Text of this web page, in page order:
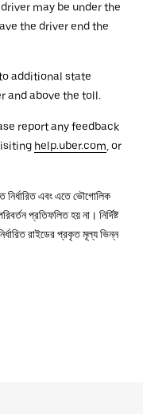
may be under the
the driver end the
additional state
and above the toll.
report any feedback
help.uber.com , or
এবং এতে ভৌগোলিক
প্রতিফলিত হয় না। নির্দিষ্ট
রাইডের প্রকৃত মূল্য ভিন্ন